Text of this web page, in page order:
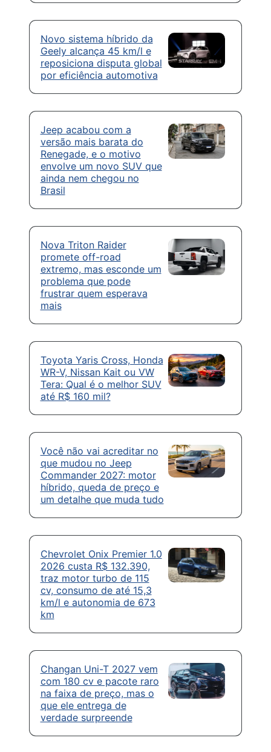
Novo sistema híbrido da
Geely alcança 45 km/l e
reposiciona disputa global
por eficiência automotiva
Jeep acabou com a
versão mais barata do
Renegade, e o motivo
envolve um novo SUV que
ainda nem chegou no
Brasil
Nova Triton Raider
promete off-road
extremo, mas esconde um
problema que pode
frustrar quem esperava
mais
Toyota Yaris Cross, Honda
WR-V, Nissan Kait ou VW
Tera: Qual é o melhor SUV
até R$ 160 mil?
Você não vai acreditar no
que mudou no Jeep
Commander 2027: motor
híbrido, queda de preço e
um detalhe que muda tudo
Chevrolet Onix Premier 1.0
2026 custa R$ 132.390,
traz motor turbo de 115
cv, consumo de até 15,3
km/l e autonomia de 673
km
Changan Uni-T 2027 vem
com 180 cv e pacote raro
na faixa de preço, mas o
que ele entrega de
verdade surpreende